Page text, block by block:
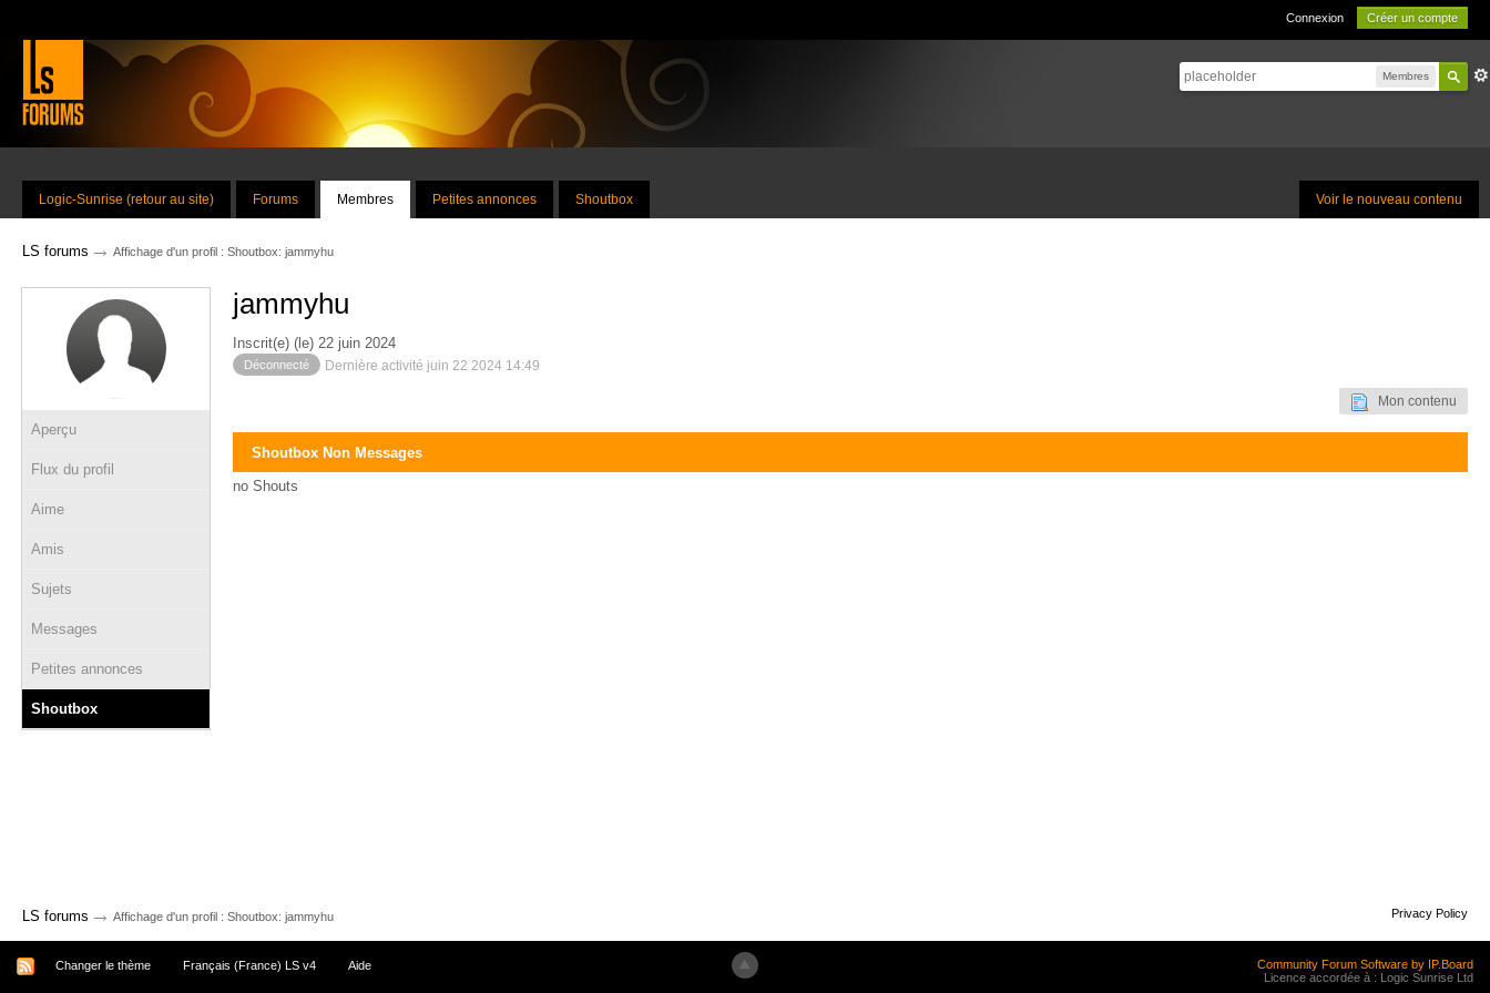
Connexion Créer un compte
Membres
Voir le nouveau contenu
Logic-Sunrise (retour au site) Forums Membres Petites annonces Shoutbox
LS forums → Affichage d'un profil : Shoutbox: jammyhu
Aperçu
Flux du profil
Aime
Amis
Sujets
Messages
Petites annonces
Shoutbox
jammyhu
Inscrit(e) (le) 22 juin 2024
Déconnecté Dernière activité juin 22 2024 14:49
Mon contenu
Shoutbox Non Messages
no Shouts
LS forums → Affichage d'un profil : Shoutbox: jammyhu Privacy Policy
Changer le thème Français (France) LS v4 Aide
Community Forum Software by IP.Board
Licence accordée à : Logic Sunrise Ltd